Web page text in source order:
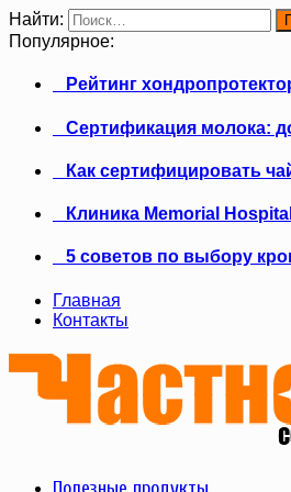
Найти:
Популярное:
Рейтинг
Сертификация молока:
Как сертифицировать
Клиника Memorial
5 советов по выбору
Главная
Контакты